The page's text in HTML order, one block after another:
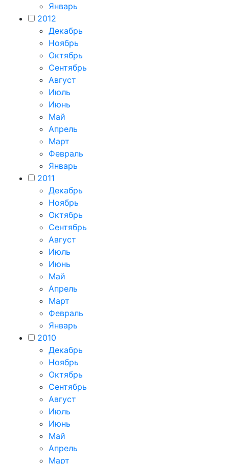
Январь
2012
Декабрь
Ноябрь
Октябрь
Сентябрь
Август
Июль
Июнь
Май
Апрель
Март
Февраль
Январь
2011
Декабрь
Ноябрь
Октябрь
Сентябрь
Август
Июль
Июнь
Май
Апрель
Март
Февраль
Январь
2010
Декабрь
Ноябрь
Октябрь
Сентябрь
Август
Июль
Июнь
Май
Апрель
Март